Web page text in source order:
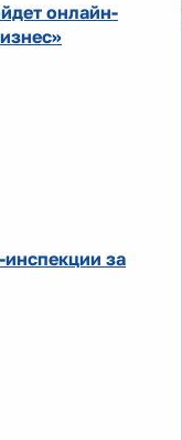
онлайн-
за